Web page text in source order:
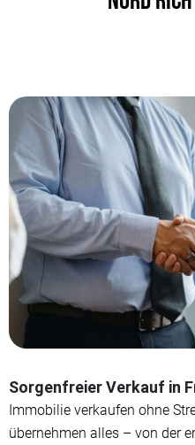
Sorgenfreier Verkauf in
Immobilie verkaufen ohne
übernehmen alles – von der